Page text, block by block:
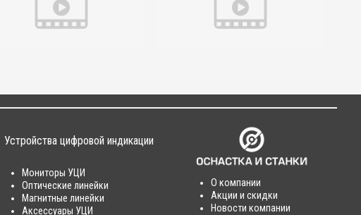
Устройства цифровой индикации
Мониторы УЦИ
Оптические линейки
Магнитные линейки
Аксессуары УЦИ
О компании
Акции и скидки
Новости компании